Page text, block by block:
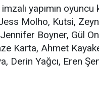
yapımın
Molho, Kutsi,
Jennifer Boyner, Gül
Karta, Ahmet
Derin Yağcı, Eren